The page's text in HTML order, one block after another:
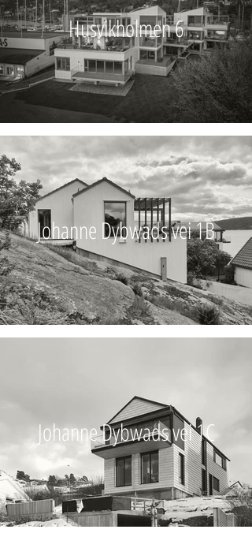
Husvikholmen 6
Johanne Dybwads vei 1B
Johanne Dybwads vei 1C